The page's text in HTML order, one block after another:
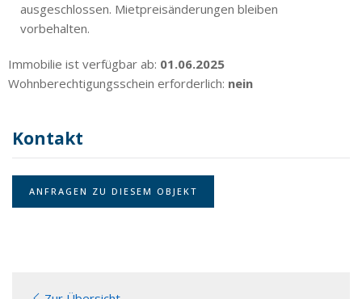
ausgeschlossen. Mietpreisänderungen bleiben
vorbehalten.
Immobilie ist verfügbar ab: 01.06.2025
Wohnberechtigungsschein erforderlich: nein
Kontakt
ANFRAGEN ZU DIESEM OBJEKT